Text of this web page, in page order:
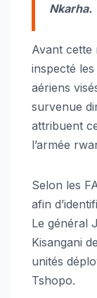
Nkarha.
Avant cette
inspecté
aériens
survenue
attribuent
l’armée
Selon les
afin
Le général
Kisangani
unités
Tshopo.